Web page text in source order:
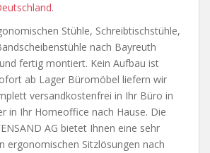
.
Stühle, Schreibtischstühle,
nach Bayreuth
fertig montiert. Kein Aufbau ist
ab Lager Büromöbel liefern wir
versandkostenfrei in Ihr Büro in
in Ihr Homeoffice nach Hause. Die
AG bietet Ihnen eine sehr
ergonomischen Sitzlösungen nach